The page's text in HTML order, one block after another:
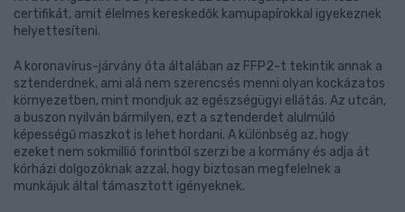
certifikát, amit élelmes kereskedők kamupapírokkal igyekeznek
helyettesíteni.
A koronavírus-járvány óta általában az FFP2-t tekintik annak a
sztenderdnek, ami alá nem szerencsés menni olyan kockázatos
környezetben, mint mondjuk az egészségügyi ellátás. Az utcán,
a buszon nyilván bármilyen, ezt a sztenderdet alulmúló
képességű maszkot is lehet hordani. A különbség az, hogy
ezeket nem sokmillió forintból szerzi be a kormány és adja át
kórházi dolgozóknak azzal, hogy biztosan megfelelnek a
munkájuk által támasztott igényeknek.